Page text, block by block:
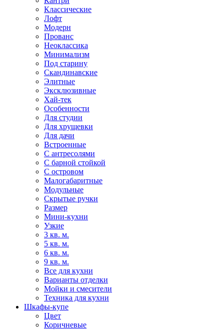
Классические
Лофт
Модерн
Прованс
Неоклассика
Минимализм
Под старину
Скандинавские
Элитные
Эксклюзивные
Хай-тек
Особенности
Для студии
Для хрущевки
Для дачи
Встроенные
С антресолями
С барной стойкой
С островом
Малогабаритные
Модульные
Скрытые ручки
Размер
Мини-кухни
Узкие
3 кв. м.
5 кв. м.
6 кв. м.
9 кв. м.
Все для кухни
Варианты отделки
Мойки и смесители
Техника для кухни
Шкафы-купе
Цвет
Коричневые